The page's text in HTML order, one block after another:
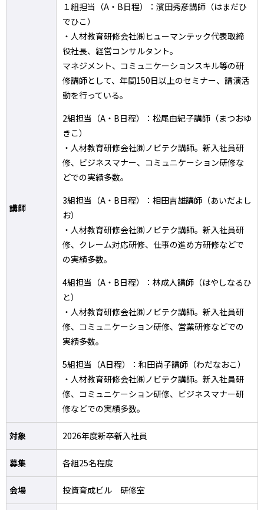
講師
１組担当（A・B日程）：濱田秀彦講師（はまだひ
でひこ）
・人材教育研修会社㈱ヒューマンテック代表取締
役社長、経営コンサルタント。
マネジメント、コミュニケーションスキル等の研
修講師として、年間150日以上のセミナー、講演活
動を行っている。
2組担当（A・B日程）：松尾由紀子講師（まつおゆ
きこ）
・人材教育研修会社㈱ノビテク講師。新入社員研
修、ビジネスマナー、コミュニケーション研修な
どでの実績多数。
3組担当（A・B日程）：相田吉雄講師（あいだよし
お）
・人材教育研修会社㈱ノビテク講師。新入社員研
修、クレーム対応研修、仕事の進め方研修などで
の実績多数。
4組担当（A・B日程）：林成人講師（はやしなるひ
と）
・人材教育研修会社㈱ノビテク講師。新入社員研
修、コミュニケーション研修、営業研修などでの
実績多数。
5組担当（A日程）：和田尚子講師（わだなおこ）
・人材教育研修会社㈱ノビテク講師。新入社員研
修、コミュニケーション研修、ビジネスマナー研
修などでの実績多数。
対象 2026年度新卒新入社員
募集 各組25名程度
会場 投資育成ビル 研修室